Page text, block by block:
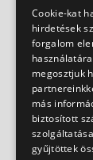
Cookie-kat
hirdetések
forgalom
megosztjuk
más
biztosított
gyűjtöttek